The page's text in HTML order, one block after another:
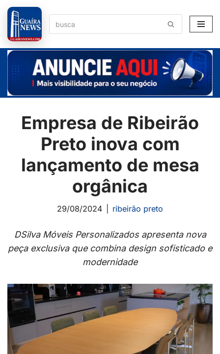
Pular
para
o
conteúdo
Empresa de Ribeirão
Preto inova com
lançamento de mesa
orgânica
29/08/2024 ribeirão preto
DSilva Móveis Personalizados apresenta nova
peça exclusiva que combina design sofisticado e
modernidade